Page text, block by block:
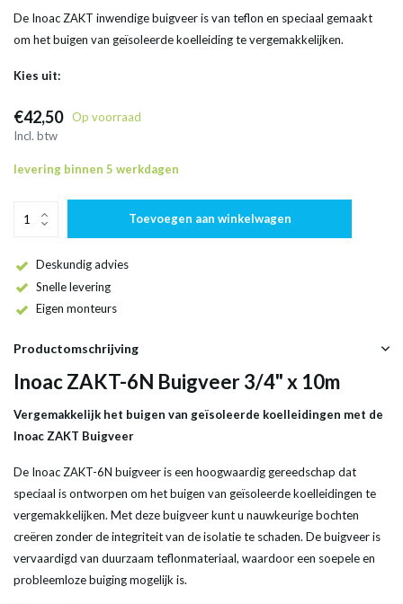
De Inoac ZAKT inwendige buigveer is van teflon en speciaal gemaakt
om het buigen van geïsoleerde koelleiding te vergemakkelijken.
Kies uit:
€42,50
Op voorraad
Incl. btw
levering binnen 5 werkdagen
Toevoegen aan winkelwagen
Deskundig advies
Snelle levering
Eigen monteurs
Productomschrijving
Inoac ZAKT-6N Buigveer 3/4" x 10m
Vergemakkelijk het buigen van geïsoleerde koelleidingen met de
Inoac ZAKT Buigveer
De Inoac ZAKT-6N buigveer is een hoogwaardig gereedschap dat
speciaal is ontworpen om het buigen van geïsoleerde koelleidingen te
vergemakkelijken. Met deze buigveer kunt u nauwkeurige bochten
creëren zonder de integriteit van de isolatie te schaden. De buigveer is
vervaardigd van duurzaam teflonmateriaal, waardoor een soepele en
probleemloze buiging mogelijk is.